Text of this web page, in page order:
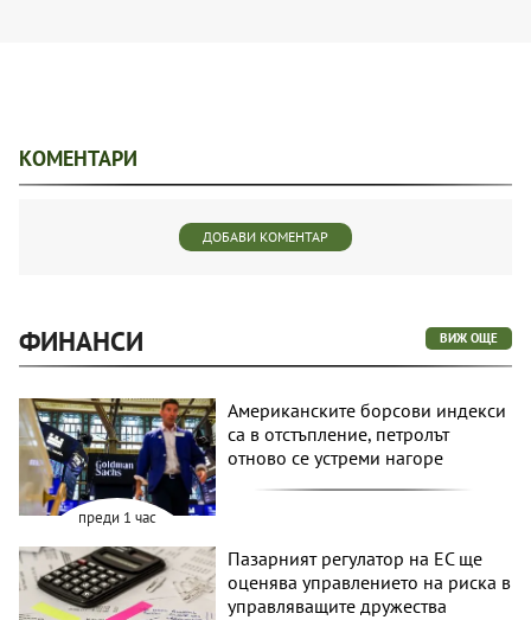
КОМЕНТАРИ
ДОБАВИ КОМЕНТАР
ФИНАНСИ ВИЖ ОЩЕ
преди 1 час
Американските борсови индекси
са в отстъпление, петролът
отново се устреми нагоре
Пазарният регулатор на ЕС ще
оценява управлението на риска в
управляващите дружества